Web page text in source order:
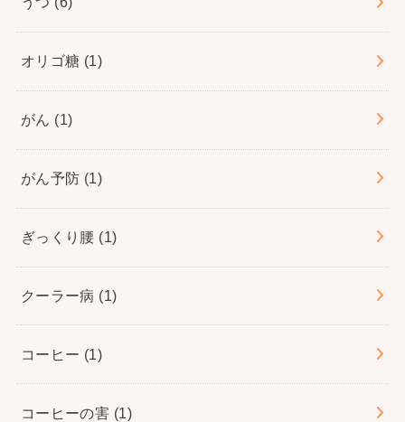
オリゴ糖 (1)
がん (1)
がん予防 (1)
ぎっくり腰 (1)
クーラー病 (1)
コーヒー (1)
コーヒーの害 (1)